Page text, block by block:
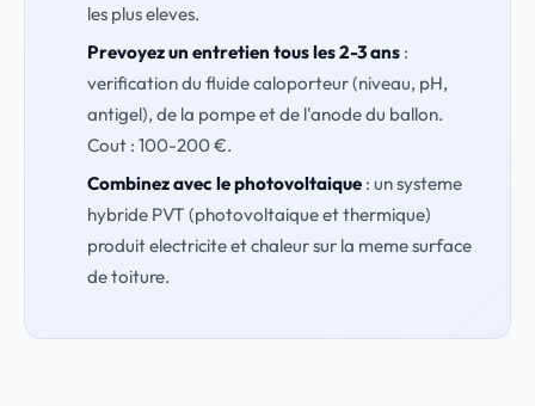
les plus eleves.
Prevoyez un entretien tous les 2-3 ans:
verification du fluide caloporteur (niveau, pH,
antigel), de la pompe et de l'anode du ballon.
Cout : 100-200 €.
Combinez avec le photovoltaique: un systeme
hybride PVT (photovoltaique et thermique)
produit electricite et chaleur sur la meme surface
de toiture.